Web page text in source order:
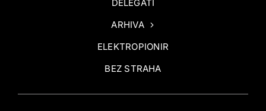
DELEGATI
ARHIVA
ELEKTROPIONIR
BEZ STRAHA